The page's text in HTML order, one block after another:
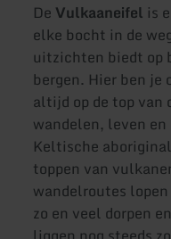
De Vulkaaneifel is
elke bocht in de
uitzichten biedt op
bergen. Hier ben je
altijd op de top van
wandelen, leven
Keltische
toppen van
wandelroutes lopen
zo en veel dorpen